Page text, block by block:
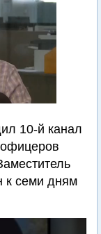
10-й канал
офицеров
к семи дням